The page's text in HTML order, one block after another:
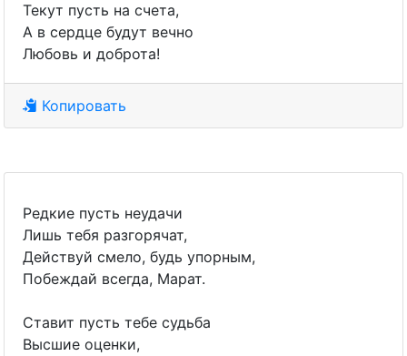
Текут пусть на счета,
А в сердце будут вечно
Любовь и доброта!
Копировать
Редкие пусть неудачи
Лишь тебя разгорячат,
Действуй смело, будь упорным,
Побеждай всегда, Марат.
Ставит пусть тебе судьба
Высшие оценки,